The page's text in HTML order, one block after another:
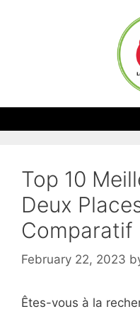
Top 10
Deux
Comparatif
February 22, 2023
Êtes-vous à la